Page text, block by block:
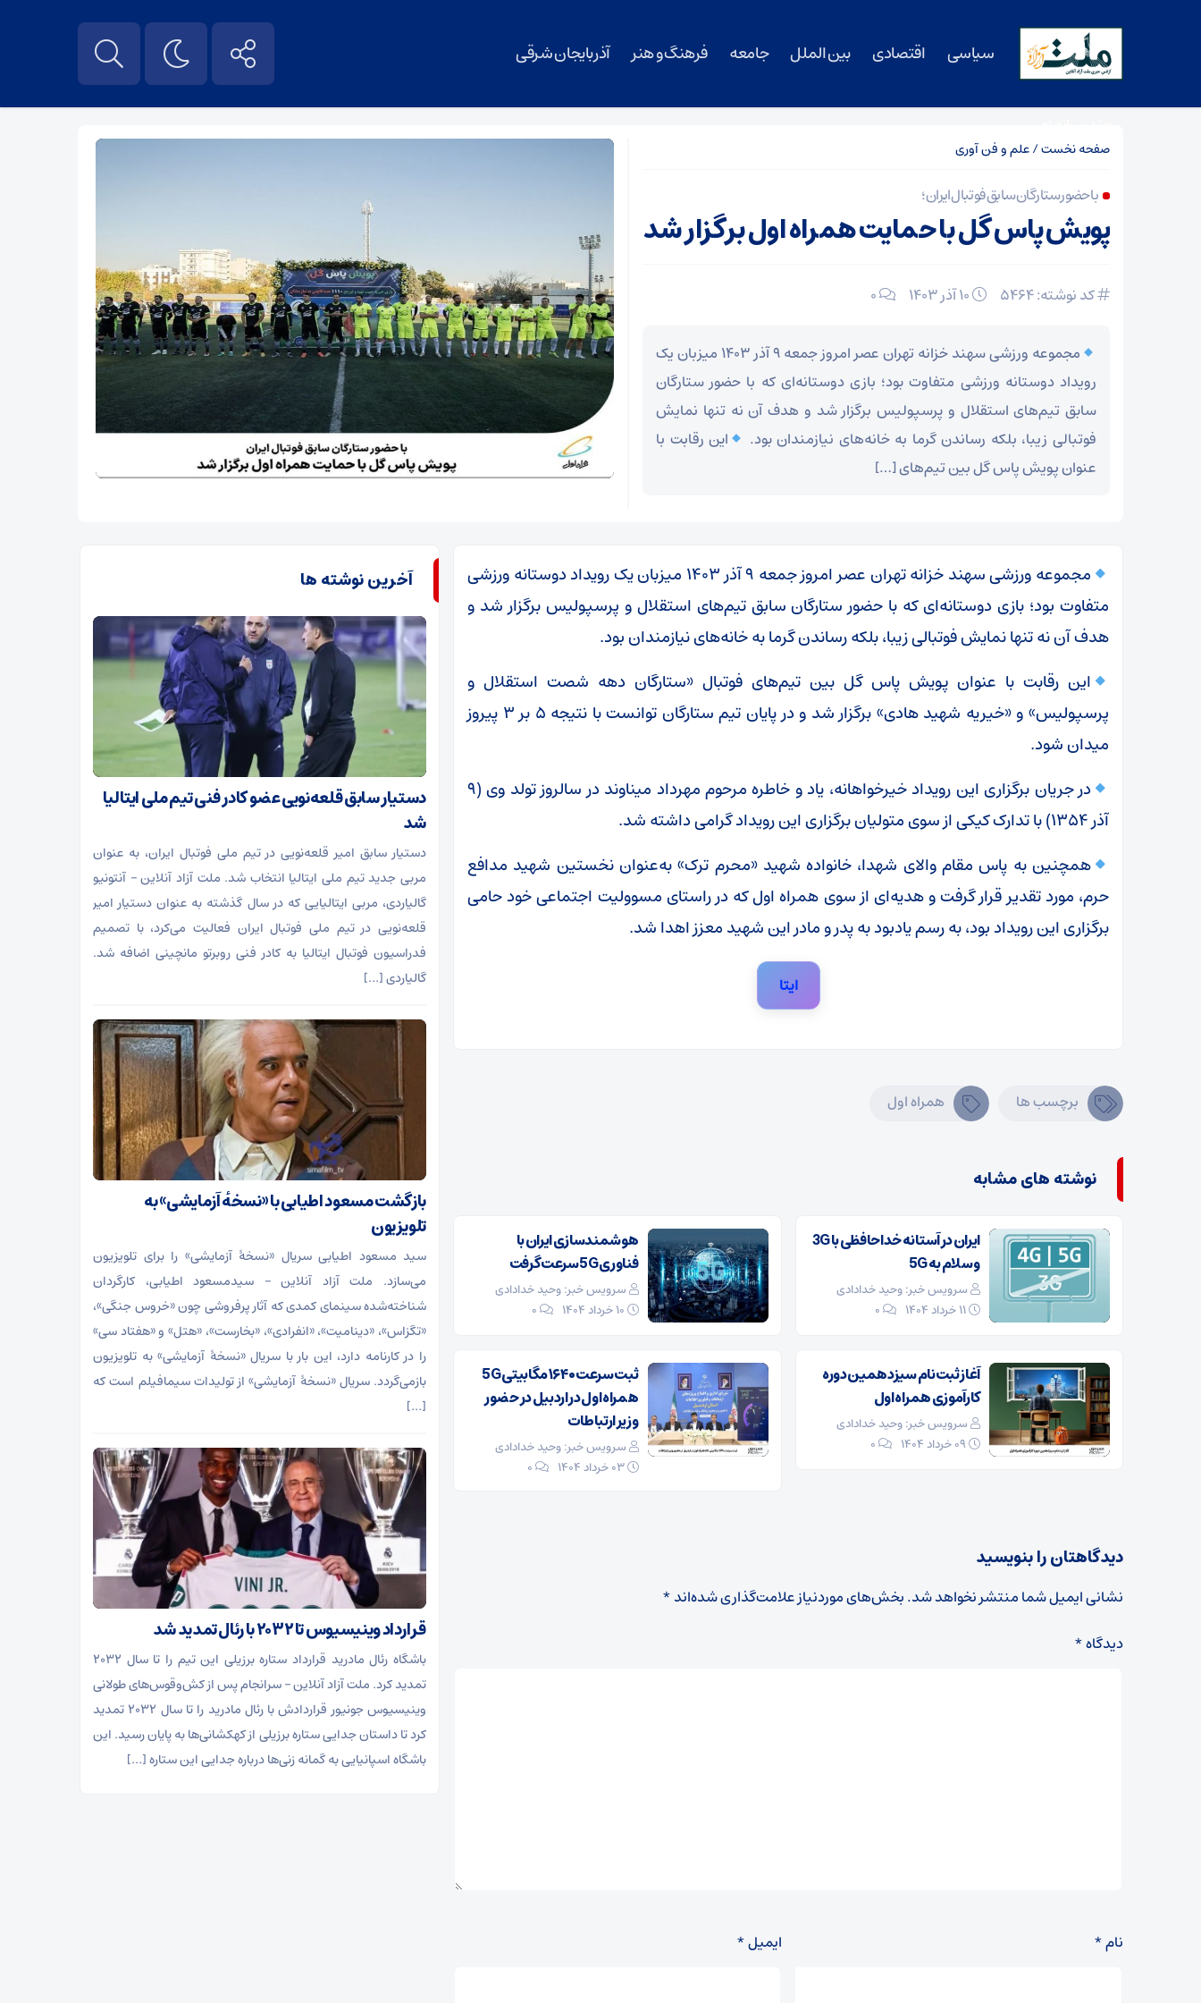
سیاسی اقتصادی بین الملل جامعه فرهنگ و هنر آذربایجان شرقی
صفحه نخست/علم و فن آوری
با حضور ستارگان سابق فوتبال ایران؛
پویش پاس گل با حمایت همراه اول برگزار شد
کد نوشته: 5464 0
مجموعه ورزشی سهند خزانه تهران عصر امروز جمعه ۹ آذر ۱۴۰۳ میزبان یک
رویداد دوستانه ورزشی متفاوت بود؛ بازی دوستانه‌ای که با حضور ستارگان
سابق تیم‌های استقلال و پرسپولیس برگزار شد و هدف آن نه تنها نمایش
فوتبالی زیبا، بلکه رساندن گرما به خانه‌های نیازمندان بود.
این رقابت با
عنوان پویش پاس گل بین تیم‌های […]
مجموعه ورزشی سهند خزانه تهران عصر امروز جمعه ۹ آذر ۱۴۰۳ میزبان یک رویداد دوستانه ورزشی
متفاوت بود؛ بازی دوستانه‌ای که با حضور ستارگان سابق تیم‌های استقلال و پرسپولیس برگزار شد و
هدف آن نه تنها نمایش فوتبالی زیبا، بلکه رساندن گرما به خانه‌های نیازمندان بود.
این رقابت با عنوان پویش پاس گل بین تیم‌های فوتبال «ستارگان دهه شصت استقلال و
پرسپولیس» و «خیریه شهید هادی» برگزار شد و در پایان تیم ستارگان توانست با نتیجه ۵ بر ۳ پیروز
میدان شود.
در جریان برگزاری این رویداد خیرخواهانه، یاد و خاطره مرحوم مهرداد میناوند در سالروز تولد وی (۹
آذر ۱۳۵۴) با تدارک کیکی از سوی متولیان برگزاری این رویداد گرامی داشته شد.
همچنین به پاس مقام والای شهدا، خانواده شهید «محرم ترک» به‌عنوان نخستین شهید مدافع
حرم، مورد تقدیر قرار گرفت و هدیه‌ای از سوی همراه اول که در راستای مسوولیت اجتماعی خود حامی
برگزاری این رویداد بود، به رسم یادبود به پدر و مادر این شهید معزز اهدا شد.
ایتا
برچسب ها همراه اول
نوشته های مشابه
ایران در آستانه خداحافظی با 3G
و سلام به 5G
سرویس خبر: وحید خدادادی
0
هوشمندسازی ایران با
فناوری 5G سرعت گرفت
سرویس خبر: وحید خدادادی
0
آغاز ثبت‌نام سیزدهمین دوره
کارآموزی همراه اول
سرویس خبر: وحید خدادادی
0
ثبت سرعت ۱۶۴۰ مگابیتی 5G
همراه اول در اردبیل در حضور
وزیر ارتباطات
سرویس خبر: وحید خدادادی
۰۳ خرداد ۱۴۰۴
0
دیدگاهتان را بنویسید
نشانی ایمیل شما منتشر نخواهد شد.بخش‌های موردنیاز علامت‌گذاری شده‌اند*
دیدگاه*
نام* ایمیل*
آخرین نوشته ها
دستیار سابق قلعه‌نویی عضو کادر فنی تیم ملی ایتالیا
شد
دستیار سابق امیر قلعه‌نویی در تیم ملی فوتبال ایران، به عنوان
مربی جدید تیم ملی ایتالیا انتخاب شد. ملت آزاد آنلاین – آنتونیو
گالیاردی، مربی ایتالیایی که در سال گذشته به عنوان دستیار امیر
قلعه‌نویی در تیم ملی فوتبال ایران فعالیت می‌کرد، با تصمیم
فدراسیون فوتبال ایتالیا به کادر فنی روبرتو مانچینی اضافه شد.
گالیاردی […]
بازگشت مسعود اطیابی با «نسخهٔ آزمایشی» به
تلویزیون
سید مسعود اطیابی سریال «نسخهٔ آزمایشی» را برای تلویزیون
می‌سازد. ملت آزاد آنلاین – سیدمسعود اطیابی، کارگردان
شناخته‌شده سینمای کمدی که آثار پرفروشی چون «خروس جنگی»،
«تگزاس»، «دینامیت»، «انفرادی»، «بخارست»، «هتل» و «هفتاد سی»
را در کارنامه دارد، این بار با سریال «نسخهٔ آزمایشی» به تلویزیون
بازمی‌گردد. سریال «نسخهٔ آزمایشی» از تولیدات سیمافیلم است که
[…]
قرارداد وینیسیوس تا ۲۰۳۲ با رئال‌ تمدید شد
باشگاه رئال مادرید قرارداد ستاره برزیلی این تیم را تا سال ۲۰۳۲
تمدید کرد. ملت آزاد آنلاین – سرانجام پس از کش‌وقوس‌های طولانی
وینیسیوس جونیور قراردادش با رئال مادرید را تا سال ۲۰۳۲ تمدید
کرد تا داستان جدایی ستاره برزیلی از کهکشانی‌ها به پایان رسید. این
باشگاه اسپانیایی به گمانه زنی‌ها درباره جدایی این ستاره […]